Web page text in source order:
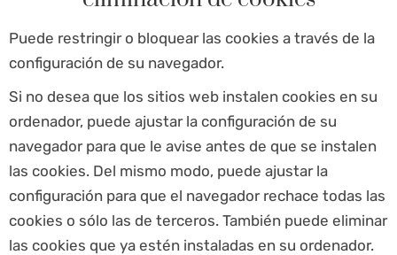
Puede restringir o bloquear las cookies a través de la
configuración de su navegador.
Si no desea que los sitios web instalen cookies en su
ordenador, puede ajustar la configuración de su
navegador para que le avise antes de que se instalen
las cookies. Del mismo modo, puede ajustar la
configuración para que el navegador rechace todas las
cookies o sólo las de terceros. También puede eliminar
las cookies que ya estén instaladas en su ordenador.